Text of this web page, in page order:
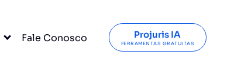
Fale Conosco Projuris IA
FERRAMENTAS GRATUITAS